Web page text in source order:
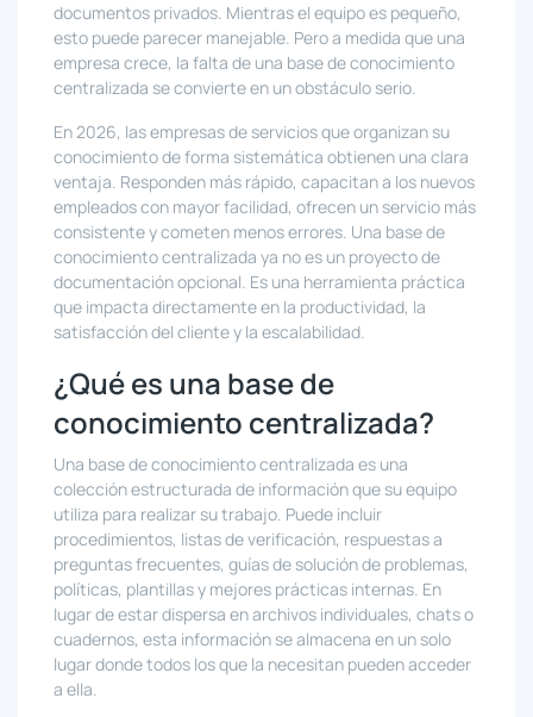
documentos privados. Mientras el equipo es pequeño,
esto puede parecer manejable. Pero a medida que una
empresa crece, la falta de una base de conocimiento
centralizada se convierte en un obstáculo serio.
En 2026, las empresas de servicios que organizan su
conocimiento de forma sistemática obtienen una clara
ventaja. Responden más rápido, capacitan a los nuevos
empleados con mayor facilidad, ofrecen un servicio más
consistente y cometen menos errores. Una base de
conocimiento centralizada ya no es un proyecto de
documentación opcional. Es una herramienta práctica
que impacta directamente en la productividad, la
satisfacción del cliente y la escalabilidad.
¿Qué es una base de
conocimiento centralizada?
Una base de conocimiento centralizada es una
colección estructurada de información que su equipo
utiliza para realizar su trabajo. Puede incluir
procedimientos, listas de verificación, respuestas a
preguntas frecuentes, guías de solución de problemas,
políticas, plantillas y mejores prácticas internas. En
lugar de estar dispersa en archivos individuales, chats o
cuadernos, esta información se almacena en un solo
lugar donde todos los que la necesitan pueden acceder
a ella.